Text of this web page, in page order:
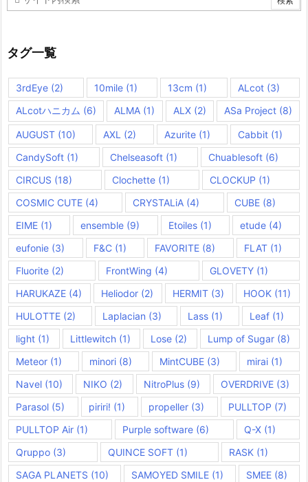
タグ一覧
3rdEye (2) 10mile(1) 13cm (1) ALcot(3)
ALcotハニカム (6) ALMA (1) ALX(2) ASa Project(8)
AUGUST (10) AXL (2) Azurite(1) Cabbit(1)
CandySoft (1) Chelseasoft(1) Chuablesoft (6)
CIRCUS (18) Clochette (1) CLOCKUP (1)
COSMIC CUTE (4) CRYSTALiA (4) CUBE(8)
EIME (1) ensemble (9) Etoiles(1) etude(4)
eufonie (3) F&C(1) FAVORITE (8) FLAT(1)
Fluorite (2) FrontWing (4) GLOVETY (1)
HARUKAZE (4) Heliodor (2) HERMIT (3) HOOK (11)
HULOTTE (2) Laplacian (3) Lass (1) Leaf(1)
light (1) Littlewitch(1) Lose (2) Lump of Sugar(8)
Meteor (1) minori(8) MintCUBE(3) mirai (1)
Navel (10) NIKO (2) NitroPlus(9) OVERDRIVE(3)
Parasol (5) piriri! (1) propeller (3) PULLTOP (7)
PULLTOP Air (1) Purple software (6) Q-X(1)
Qruppo (3) QUINCE SOFT(1) RASK (1)
SAGA PLANETS (10) SAMOYED SMILE (1) SMEE (8)